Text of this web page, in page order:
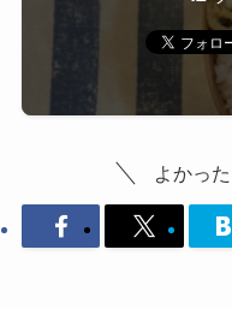
よかっ